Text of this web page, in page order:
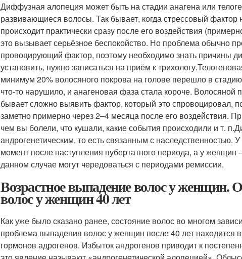
Диффузная алопеция может быть на стадии анагена или
развивающиеся волосы. Так бывает, когда стрессовый фактор
происходит практически сразу после его воздействия
это вызывает серьёзное беспокойство. Но проблема обычно
провоцирующий фактор, поэтому необходимо знать причины
установить, нужно записаться на приём к
минимум 20% волосяного покрова на голове перешло в
что-то нарушило, и анагеновая фаза стала короче. Волосяной
бывает сложно выявить фактор, который это спровоцировал,
заметно примерно через 2–4 месяца после его воздействия.
чем вы болели, что кушали, какие события происходили и т.
андрогенетическим, то есть связанным с
момент после наступления пубертатного периода, а у
данном случае могут чередоваться с периодами ремиссии.
Возрастное выпадение волос у
волос у женщин 40 лет
Как уже было сказано ранее, состояние волос во многом
проблема выпадения волос у женщин после 40 лет находится
гормонов адрогенов. Избыток андрогенов приводит к